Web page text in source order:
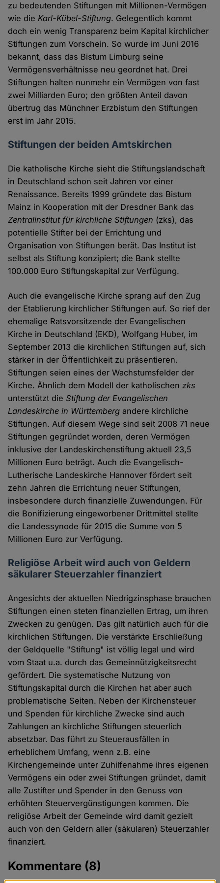
zu bedeutenden Stiftungen mit Millionen-Vermögen
wie dieKarl-Kübel-Stiftung. Gelegentlich kommt
doch ein wenig Transparenz beim Kapital kirchlicher
Stiftungen zum Vorschein. So wurde im Juni 2016
bekannt, dass das Bistum Limburg seine
Vermögensverhältnisse neu geordnet hat. Drei
Stiftungen halten nunmehr ein Vermögen von fast
zwei Milliarden Euro; den größten Anteil davon
übertrug das Münchner Erzbistum den Stiftungen
erst im Jahr 2015.
Stiftungen der beiden Amtskirchen
Die katholische Kirche sieht die Stiftungslandschaft
in Deutschland schon seit Jahren vor einer
Renaissance. Bereits 1999 gründete das Bistum
Mainz in Kooperation mit der Dresdner Bank das
Zentralinstitut für kirchliche Stiftungen (zks), das
potentielle Stifter bei der Errichtung und
Organisation von Stiftungen berät. Das Institut ist
selbst als Stiftung konzipiert; die Bank stellte
100.000 Euro Stiftungskapital zur Verfügung.
Auch die evangelische Kirche sprang auf den Zug
der Etablierung kirchlicher Stiftungen auf. So rief der
ehemalige Ratsvorsitzende der Evangelischen
Kirche in Deutschland (EKD), Wolfgang Huber, im
September 2013 die kirchlichen Stiftungen auf, sich
stärker in der Öffentlichkeit zu präsentieren.
Stiftungen seien eines der Wachstumsfelder der
Kirche. Ähnlich dem Modell der katholischenzks
unterstützt dieStiftung der Evangelischen
Landeskirche in Württemberg andere kirchliche
Stiftungen. Auf diesem Wege sind seit 2008 71 neue
Stiftungen gegründet worden, deren Vermögen
inklusive der Landeskirchenstiftung aktuell 23,5
Millionen Euro beträgt. Auch die Evangelisch-
Lutherische Landeskirche Hannover fördert seit
zehn Jahren die Errichtung neuer Stiftungen,
insbesondere durch finanzielle Zuwendungen. Für
die Bonifizierung eingeworbener Drittmittel stellte
die Landessynode für 2015 die Summe von 5
Millionen Euro zur Verfügung.
Religiöse Arbeit wird auch von Geldern
säkularer Steuerzahler finanziert
Angesichts der aktuellen Niedrigzinsphase brauchen
Stiftungen einen steten finanziellen Ertrag, um ihren
Zwecken zu genügen. Das gilt natürlich auch für die
kirchlichen Stiftungen. Die verstärkte Erschließung
der Geldquelle "Stiftung" ist völlig legal und wird
vom Staat u.a. durch das Gemeinnützigkeitsrecht
gefördert. Die systematische Nutzung von
Stiftungskapital durch die Kirchen hat aber auch
problematische Seiten. Neben der Kirchensteuer
und Spenden für kirchliche Zwecke sind auch
Zahlungen an kirchliche Stiftungen steuerlich
absetzbar. Das führt zu Steuerausfällen in
erheblichem Umfang, wenn z.B. eine
Kirchengemeinde unter Zuhilfenahme ihres eigenen
Vermögens ein oder zwei Stiftungen gründet, damit
alle Zustifter und Spender in den Genuss von
erhöhten Steuervergünstigungen kommen. Die
religiöse Arbeit der Gemeinde wird damit gezielt
auch von den Geldern aller (säkularen) Steuerzahler
finanziert.
Kommentare (8)